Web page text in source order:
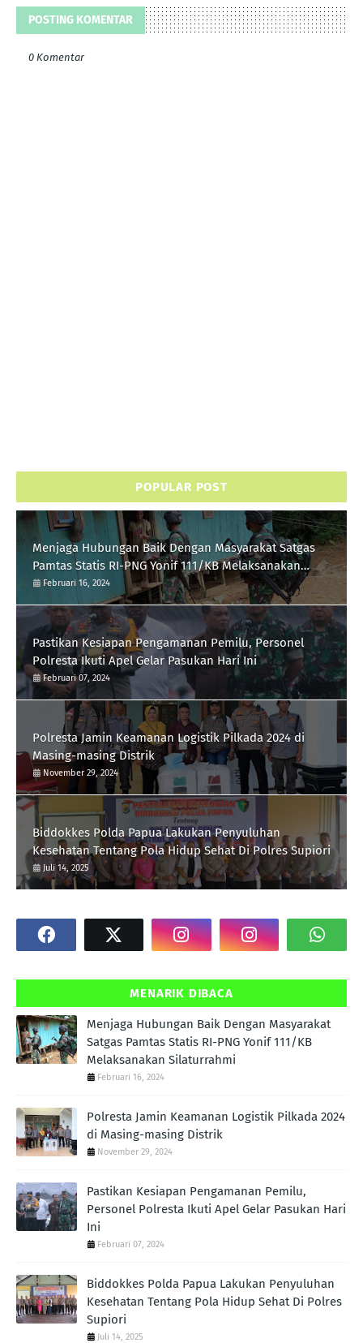
POSTING KOMENTAR
0 Komentar
POPULAR POST
Menjaga Hubungan Baik Dengan Masyarakat Satgas
Pamtas Statis RI-PNG Yonif 111/KB Melaksanakan
Silaturrahmi
Februari 16, 2024
Pastikan Kesiapan Pengamanan Pemilu, Personel
Polresta Ikuti Apel Gelar Pasukan Hari Ini
Februari 07, 2024
Polresta Jamin Keamanan Logistik Pilkada 2024 di
Masing-masing Distrik
November 29, 2024
Biddokkes Polda Papua Lakukan Penyuluhan
Kesehatan Tentang Pola Hidup Sehat Di Polres Supiori
Juli 14, 2025
MENARIK DIBACA
Menjaga Hubungan Baik Dengan Masyarakat
Satgas Pamtas Statis RI-PNG Yonif 111/KB
Melaksanakan Silaturrahmi
Februari 16, 2024
Polresta Jamin Keamanan Logistik Pilkada 2024
di Masing-masing Distrik
November 29, 2024
Pastikan Kesiapan Pengamanan Pemilu,
Personel Polresta Ikuti Apel Gelar Pasukan Hari
Ini
Februari 07, 2024
Biddokkes Polda Papua Lakukan Penyuluhan
Kesehatan Tentang Pola Hidup Sehat Di Polres
Supiori
Juli 14, 2025